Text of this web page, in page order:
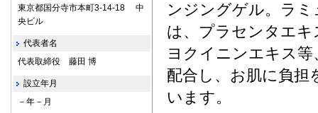
ンジングゲル。ラ
は、プラセンタエ
ヨクイニンエキス
配合し、お肌に負
います。
東京都国分寺市本町3-14-18 中
央ビル
代表者名
代表取締役 藤田 博
設立年月
－年－月